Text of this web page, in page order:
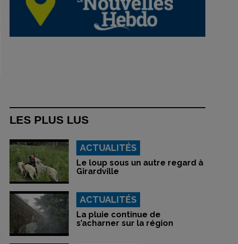
LES PLUS LUS
ACTUALITÉS
Le loup sous un autre regard à
Girardville
ACTUALITÉS
La pluie continue de
s’acharner sur la région